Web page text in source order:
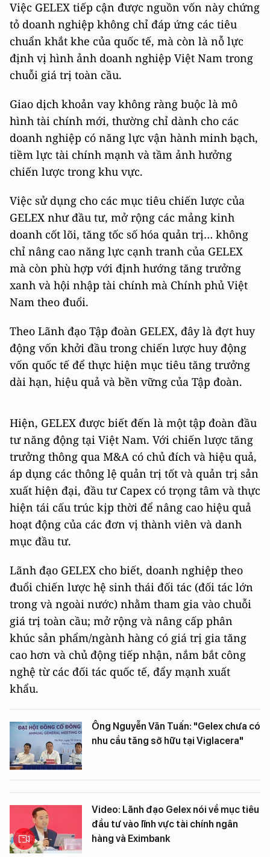
Việc GELEX tiếp cận được nguồn vốn này chứng
tỏ doanh nghiệp không chỉ đáp ứng các tiêu
chuẩn khắt khe của quốc tế, mà còn là nỗ lực
định vị hình ảnh doanh nghiệp Việt Nam trong
chuỗi giá trị toàn cầu.
Giao dịch khoản vay không ràng buộc là mô
hình tài chính mới, thường chỉ dành cho các
doanh nghiệp có năng lực vận hành minh bạch,
tiềm lực tài chính mạnh và tầm ảnh hưởng
chiến lược trong khu vực.
Việc sử dụng cho các mục tiêu chiến lược của
GELEX như đầu tư, mở rộng các mảng kinh
doanh cốt lõi, tăng tốc số hóa quản trị… không
chỉ nâng cao năng lực cạnh tranh của GELEX
mà còn phù hợp với định hướng tăng trưởng
xanh và hội nhập tài chính mà Chính phủ Việt
Nam theo đuổi.
Theo Lãnh đạo Tập đoàn GELEX, đây là đợt huy
động vốn khởi đầu trong chiến lược huy động
vốn quốc tế để thực hiện mục tiêu tăng trưởng
dài hạn, hiệu quả và bền vững của Tập đoàn.
Hiện, GELEX được biết đến là một tập đoàn đầu
tư năng động tại Việt Nam. Với chiến lược tăng
trưởng thông qua M&A có chủ đích và hiệu quả,
áp dụng các thông lệ quản trị tốt và quản trị sản
xuất hiện đại, đầu tư Capex có trọng tâm và thực
hiện tái cấu trúc kịp thời để nâng cao hiệu quả
hoạt động của các đơn vị thành viên và danh
mục đầu tư.
Lãnh đạo GELEX cho biết, doanh nghiệp theo
đuổi chiến lược hệ sinh thái đối tác (đối tác lớn
trong và ngoài nước) nhằm tham gia vào chuỗi
giá trị toàn cầu; mở rộng và nâng cấp phân
khúc sản phẩm/ngành hàng có giá trị gia tăng
cao hơn và chủ động tiếp nhận, nắm bắt công
nghệ từ các đối tác quốc tế, đẩy mạnh xuất
khẩu.
Ông Nguyễn Văn Tuấn: "Gelex chưa có
nhu cầu tăng sở hữu tại Viglacera"
Video: Lãnh đạo Gelex nói về mục tiêu
đầu tư vào lĩnh vực tài chính ngân
hàng và Eximbank